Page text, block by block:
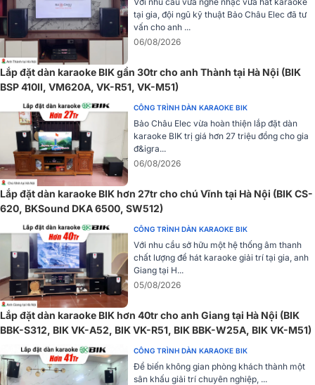
công suất vừa phải, tối ưu hiệu suất tiêu thụ điện và giảm chi phí
đầu tư thiết bị phối ghép. Loa karaokecũng có công suất hoạt động
RMS/Peak mạnh mẽ lần lượt là 300W/1200W.
Với thiết kế hiện đại, công suất mạnh mẽ cùng khả năng tái tạo âm
thanh chi tiết, loa được đánh giá là lựa chọn lý tưởng cho dàn
phối ghép, độ bền cao và hiệu suất ổn định, sản phẩm mang đến
trải nghiệm âm thanh sống động, phù hợp với nhiều mục đích sử
dụng thực tế.
=> Xem thêm:Loa karaoke Nhật BIK CS-620
tại gia, đội ngũ kỹ thuật Bảo Châu Elec đã tư
vấn cho anh ...
06/08/2026
Lắp đặt dàn karaoke BIK gần 30tr cho anh Thành tại Hà Nội (BIK
BSP 410II, VM620A, VK-R51, VK-M51)
CÔNG TRÌNH DÀN KARAOKE BIK
Bảo Châu Elec vừa hoàn thiện lắp đặt dàn
karaoke BIK trị giá hơn 27 triệu đồng cho gia
đ&igra...
06/08/2026
Lắp đặt dàn karaoke BIK hơn 27tr cho chú Vĩnh tại Hà Nội (BIK CS-
620, BKSound DKA 6500, SW512)
CÔNG TRÌNH DÀN KARAOKE BIK
Với nhu cầu sở hữu một hệ thống âm thanh
chất lượng để hát karaoke giải trí tại gia, anh
Giang tại H...
05/08/2026
Lắp đặt dàn karaoke BIK hơn 40tr cho anh Giang tại Hà Nội (BIK
BBK-S312, BIK VK-A52, BIK VK-R51, BIK BBK-W25A, BIK VK-M51)
CÔNG TRÌNH DÀN KARAOKE BIK
Để biến không gian phòng khách thành một
sân khấu giải trí chuyên nghiệp, ...